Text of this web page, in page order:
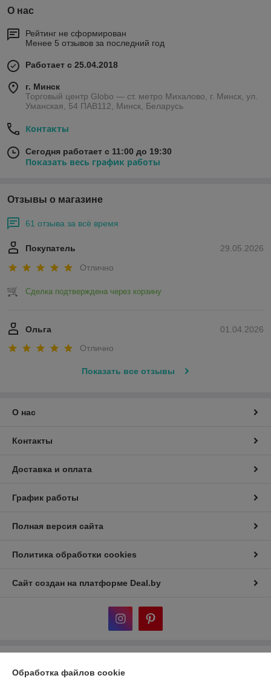
О нас
Рейтинг не сформирован
Менее 5 отзывов за последний год
Работает с 25.04.2018
г. Минск
Торговый центр Globo — ст. метро Михалово, г. Минск, ул.
Уманская, 54 ПАВ112, Минск, Беларусь
Контакты
Сегодня работает с 11:00 до 19:30
Показать весь график работы
Отзывы о магазине
61 отзыва за всё время
29.05.2026
Покупатель
Отлично
Сделка подтверждена через корзину
01.04.2026
Ольга
Отлично
Показать все отзывы
О нас
Контакты
Доставка и оплата
График работы
Полная версия сайта
Политика обработки cookies
Сайт создан на платформе Deal.by
Обработка файлов cookie